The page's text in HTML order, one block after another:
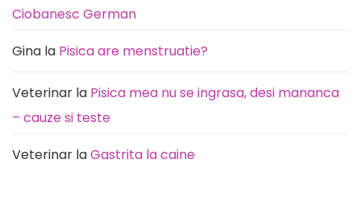
Ciobanesc German
Gina la Pisica are menstruatie?
Veterinar la Pisica mea nu se ingrasa, desi mananca
– cauze si teste
Veterinar laGastrita la caine